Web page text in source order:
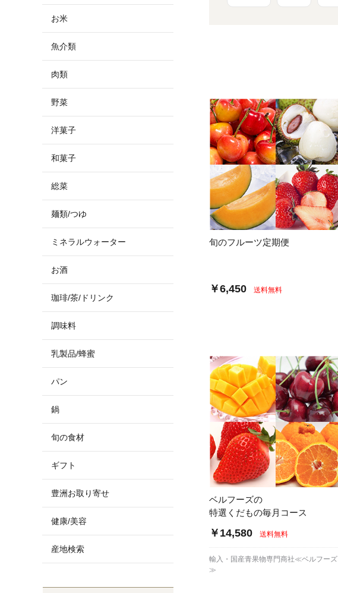
鍋 旬の食材
健康/美容 ペット関連
旬のフルーツ定期便
￥6,450 送料無料
ベルフーズの
特選くだもの毎月コース
￥14,580 送料無料
輸入・国産青果物専門商社≪ベルフーズ
≫
お米
魚介類
肉類
野菜
洋菓子
和菓子
総菜
麺類/つゆ
ミネラルウォーター
お酒
珈琲/茶/ドリンク
調味料
乳製品/蜂蜜
パン
鍋
旬の食材
ギフト
豊洲お取り寄せ
健康/美容
産地検索